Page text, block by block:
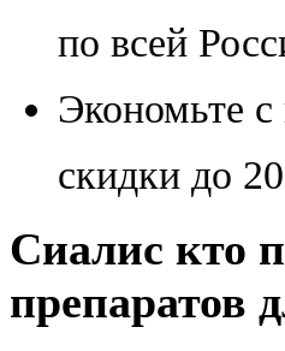
по всей
Экономьте
скидки до
Сиалис кто
препаратов